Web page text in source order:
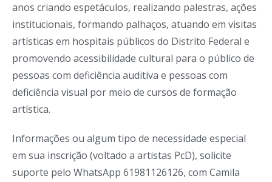
anos criando espetáculos, realizando palestras, ações
institucionais, formando palhaços, atuando em visitas
artísticas em hospitais públicos do Distrito Federal e
promovendo acessibilidade cultural para o público de
pessoas com deficiência auditiva e pessoas com
deficiência visual por meio de cursos de formação
artística.
Informações ou algum tipo de necessidade especial
em sua inscrição (voltado a artistas PcD), solicite
suporte pelo WhatsApp 61981126126, com Camila